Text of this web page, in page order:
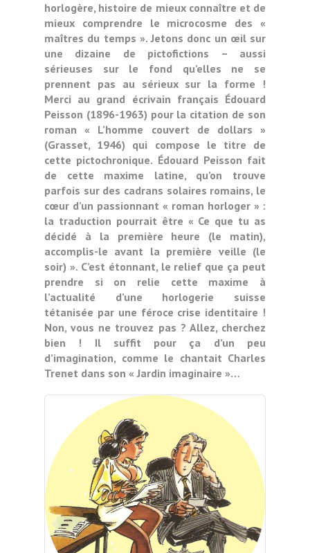
horlogère, histoire de mieux connaître et de
mieux comprendre le microcosme des «
maîtres du temps ». Jetons donc un œil sur
une dizaine de pictofictions – aussi
sérieuses sur le fond qu’elles ne se
prennent pas au sérieux sur la forme !
Merci au grand écrivain français Édouard
Peisson (1896-1963) pour la citation de son
roman « L’homme couvert de dollars »
(Grasset, 1946) qui compose le titre de
cette pictochronique. Édouard Peisson fait
de cette maxime latine, qu’on trouve
parfois sur des cadrans solaires romains, le
cœur d’un passionnant « roman horloger » :
la traduction pourrait être « Ce que tu as
décidé à la première heure (le matin),
accomplis-le avant la première veille (le
soir) ». C’est étonnant, le relief que ça peut
prendre si on relie cette maxime à
l’actualité d’une horlogerie suisse
tétanisée par une féroce crise identitaire !
Non, vous ne trouvez pas ? Allez, cherchez
bien ! Il suffit pour ça d’un peu
d’imagination, comme le chantait Charles
Trenet dans son « Jardin imaginaire »…